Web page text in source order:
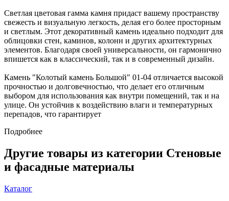
Светлая цветовая гамма камня придаст вашему пространству
свежесть и визуальную легкость, делая его более просторным
и светлым. Этот декоративный камень идеально подходит для
облицовки стен, каминов, колонн и других архитектурных
элементов. Благодаря своей универсальности, он гармонично
впишется как в классический, так и в современный дизайн.
Камень "Колотый камень Большой" 01-04 отличается высокой
прочностью и долговечностью, что делает его отличным
выбором для использования как внутри помещений, так и на
улице. Он устойчив к воздействию влаги и температурных
перепадов, что гарантирует
Подробнее
Другие товары из категории Стеновые
и фасадные материалы
Каталог